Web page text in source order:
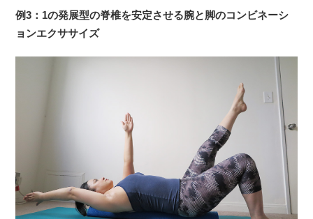
例3：1の発展型の脊椎を安定させる腕と脚のコンビネーシ
ョンエクササイズ